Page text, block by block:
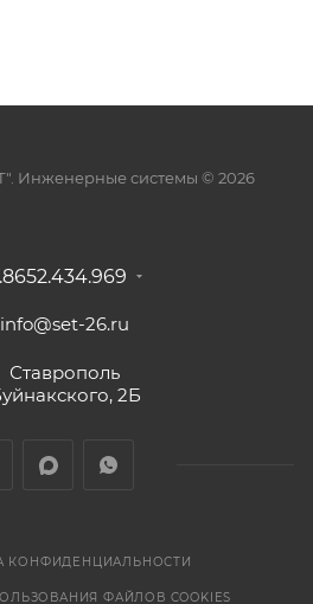
Инженерные системы © 2026
info@set-26.ru
Ставрополь
2Б
КОНФИДЕНЦИАЛЬНОСТИ
ФАЙЛОВ COOKIES